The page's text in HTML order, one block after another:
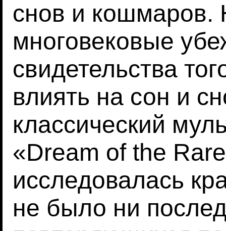
снов и кошмаров.
многовековые
свидетельства
влиять на сон и
классический
«Dream of the
исследовалась
не было ни